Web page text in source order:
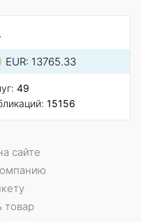
EUR: 13765.33
49
15156
сайте
товар